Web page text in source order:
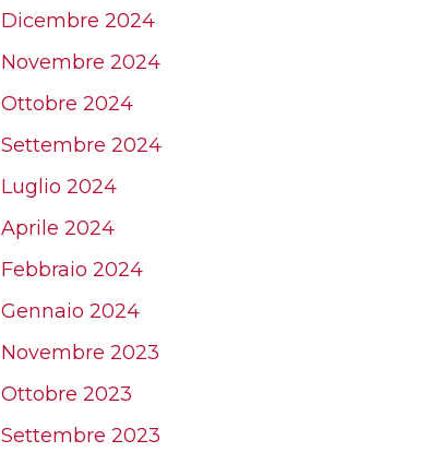
Dicembre 2024
Novembre 2024
Ottobre 2024
Settembre 2024
Luglio 2024
Aprile 2024
Febbraio 2024
Gennaio 2024
Novembre 2023
Ottobre 2023
Settembre 2023